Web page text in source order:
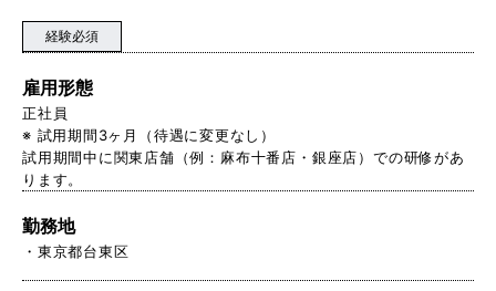
経験必須
雇用形態
正社員
※ 試用期間3ヶ月（待遇に変更なし）
試用期間中に関東店舗（例：麻布十番店・銀座店）での研修があ
ります。
勤務地
東京都台東区